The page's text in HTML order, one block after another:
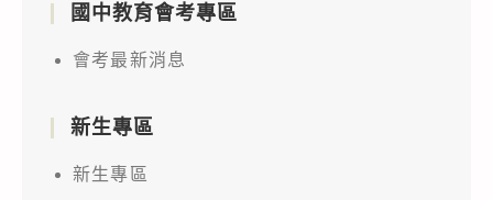
國中教育會考專區
會考最新消息
新生專區
新生專區